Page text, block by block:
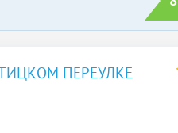
ПЕРЕУЛКЕ